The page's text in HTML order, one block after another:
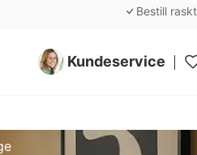
Bestill
Kundeservice